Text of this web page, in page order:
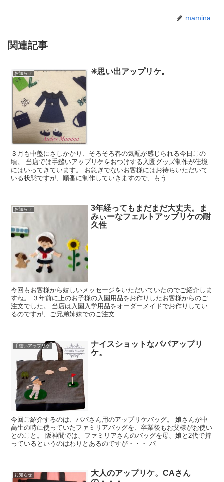
mamina
関連記事
お知らせ ✳︎思い出アップリケ。
３月も中盤にさしかかり、そろそろ春の気配が感じられる今日この
頃。 当店では手縫いアップリケをおつけする入園グッズ制作が佳境
にはいってきています。 お急ぎでないお客様にはお待ちいただいて
いる状態ですが、順番に制作していきますので、もう
お知らせ
3年経ってもまだまだ大丈夫。ま
みぃーなフェルトアップリケの耐
久性
今回もお客様から嬉しいメッセージをいただいていたのでご紹介しま
すね。 ３年前に上のお子様の入園用品をお作りしたお客様からのご
注文でした。 当店は入園入学用品をオーダーメイドでお作りしてい
るのですが、ご兄弟姉妹でのご注文
手縫いアップリケ
ナイスショットなパパアップリ
ケ。
今回ご紹介するのは、パパさん用のアップリケバッグ。 娘さんが中
高生の時に使っていたファミリアバッグを、卒業後もお父様がお使い
とのこと。 阪神間では、ファミリアさんのバッグを母、娘と2代で持
っているというのはわりとあるのですが・・・ パ
お知らせ
大人のアップリケ。CAさん